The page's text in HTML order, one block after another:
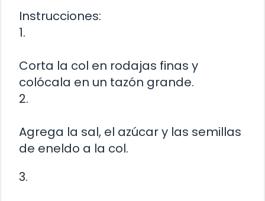
Instrucciones:
1.
Corta la col en rodajas finas y
colócala en un tazón grande.
2.
Agrega la sal, el azúcar y las semillas
de eneldo a la col.
3.